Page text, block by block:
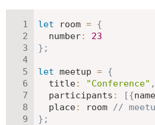
let room = {
number:
23
} ;
let meetup = {
title: "Conference" ,
participants : [{name
place: room //
} ;